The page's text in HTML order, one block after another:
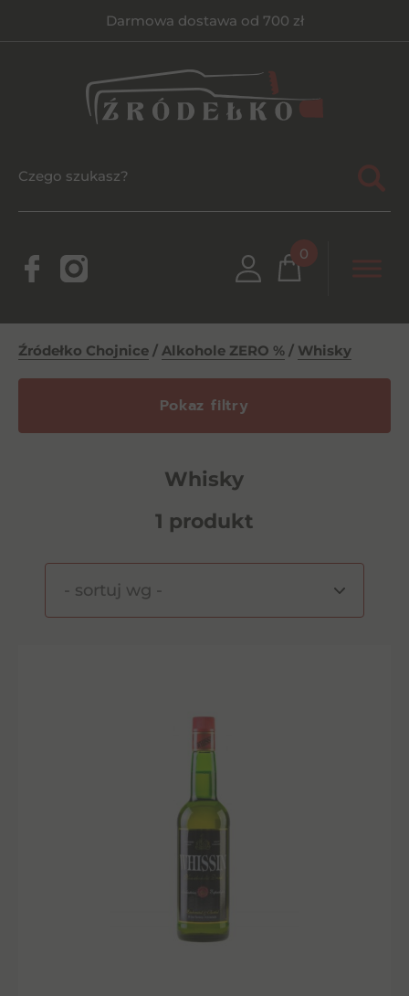
Darmowa dostawa od 700 zł
0
Źródełko Chojnice / Alkohole ZERO % / Whisky
Pokaz filtry
Whisky
1 produkt